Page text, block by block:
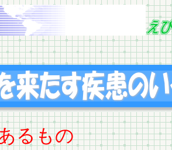
るもの